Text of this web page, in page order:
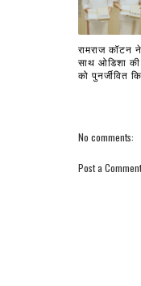
रामराज कॉटन
साथ ओडिशा की
को पुनर्जीवित
No comments:
Post a Comment